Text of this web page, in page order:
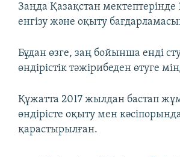
Заңда Қазақстан
енгізу және оқыту
Бұдан өзге, заң бойынша енді
өндірістік тәжірибеден өтуге
Құжатта 2017 жылдан бастап
өндірісте оқыту мен
қарастырылған.